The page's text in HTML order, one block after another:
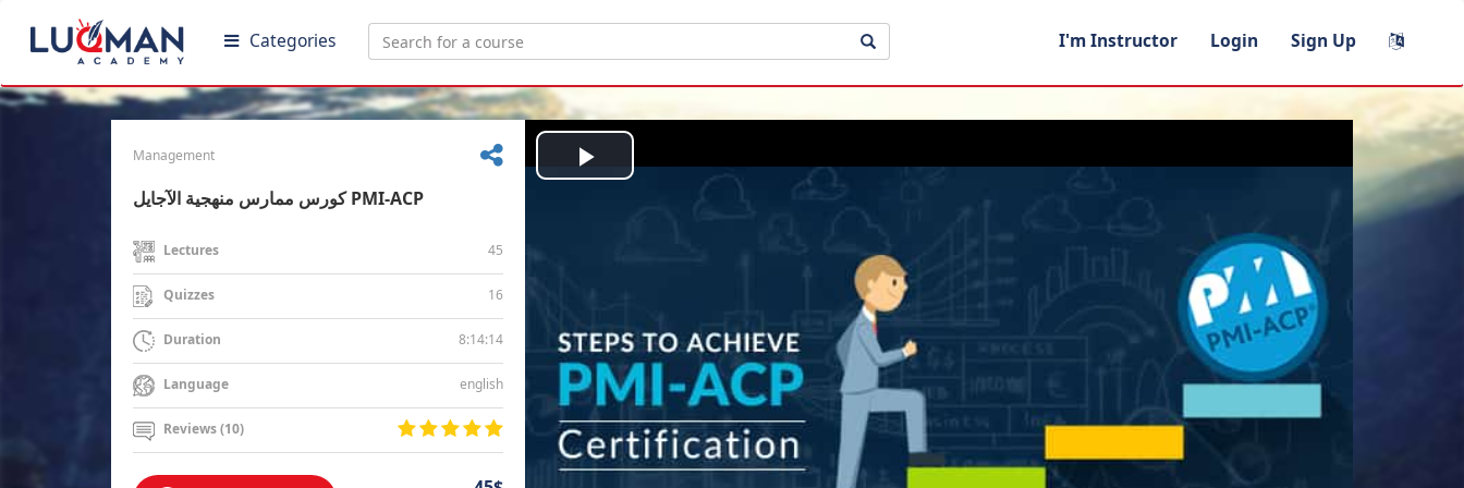
Categories I'm Instructor Login Sign Up
Management
كورس ممارس منهجية الآجايل PMI-ACP
Lectures 45
Quizzes 16
Duration 8:14:14
Language english
Reviews (10)
Play